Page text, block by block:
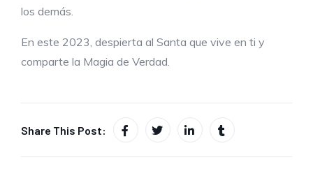
los demás.
En este 2023, despierta al Santa que vive en ti y
comparte la Magia de Verdad.
Share This Post: